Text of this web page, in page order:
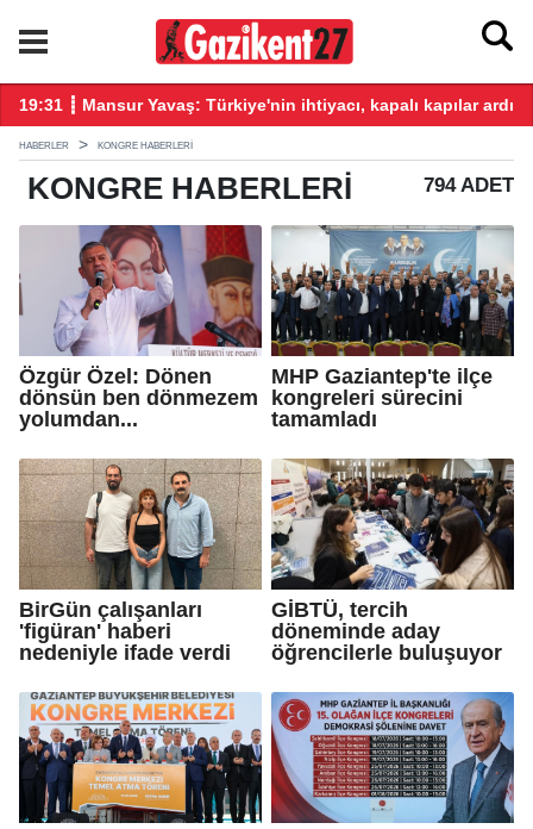
katkı vereceğiz!
19:31 ┋ Mansur Yavaş: Türkiye'nin ihtiyacı, kapalı kapılar
HABERLER KONGRE HABERLERI
KONGRE HABERLERI 794 ADET
Özgür Özel: Dönen
dönsün ben dönmezem
yolumdan...
MHP Gaziantep'te ilçe
kongreleri sürecini
tamamladı
BirGün çalışanları
'figüran' haberi
nedeniyle ifade verdi
GİBTÜ, tercih
döneminde aday
öğrencilerle buluşuyor